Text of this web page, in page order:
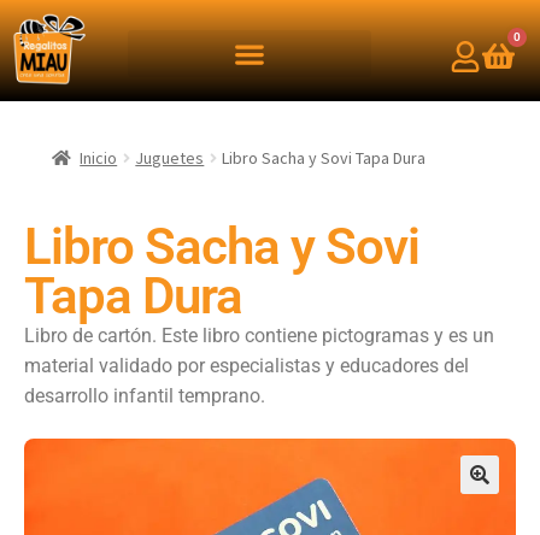
0
Inicio Juguetes Libro Sacha y Sovi Tapa Dura
Libro Sacha y Sovi
Tapa Dura
Libro de cartón. Este libro contiene pictogramas y es un
material validado por especialistas y educadores del
desarrollo infantil temprano.